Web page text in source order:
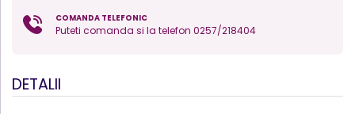
COMANDA TELEFONIC
Puteti comanda si la telefon 0257/218404
DETALII